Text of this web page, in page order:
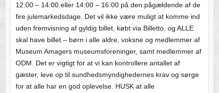
12:00 – 14:00 eller 14:00 – 16:00 på den pågældende af de
fire julemarkedsdage. Det vil ikke være muligt at komme ind
uden fremvisning af gyldig billet, købt via Billetto, og ALLE
skal have billet – børn i alle aldre, voksne og medlemmer af
Museum Amagers museumsforeninger, samt medlemmer af
ODM. Det er vigtigt for at vi kan kontrollere antallet af
gæster, leve op til sundhedsmyndighedernes krav og sørge
for at alle har en god oplevelse. HUSK at alle